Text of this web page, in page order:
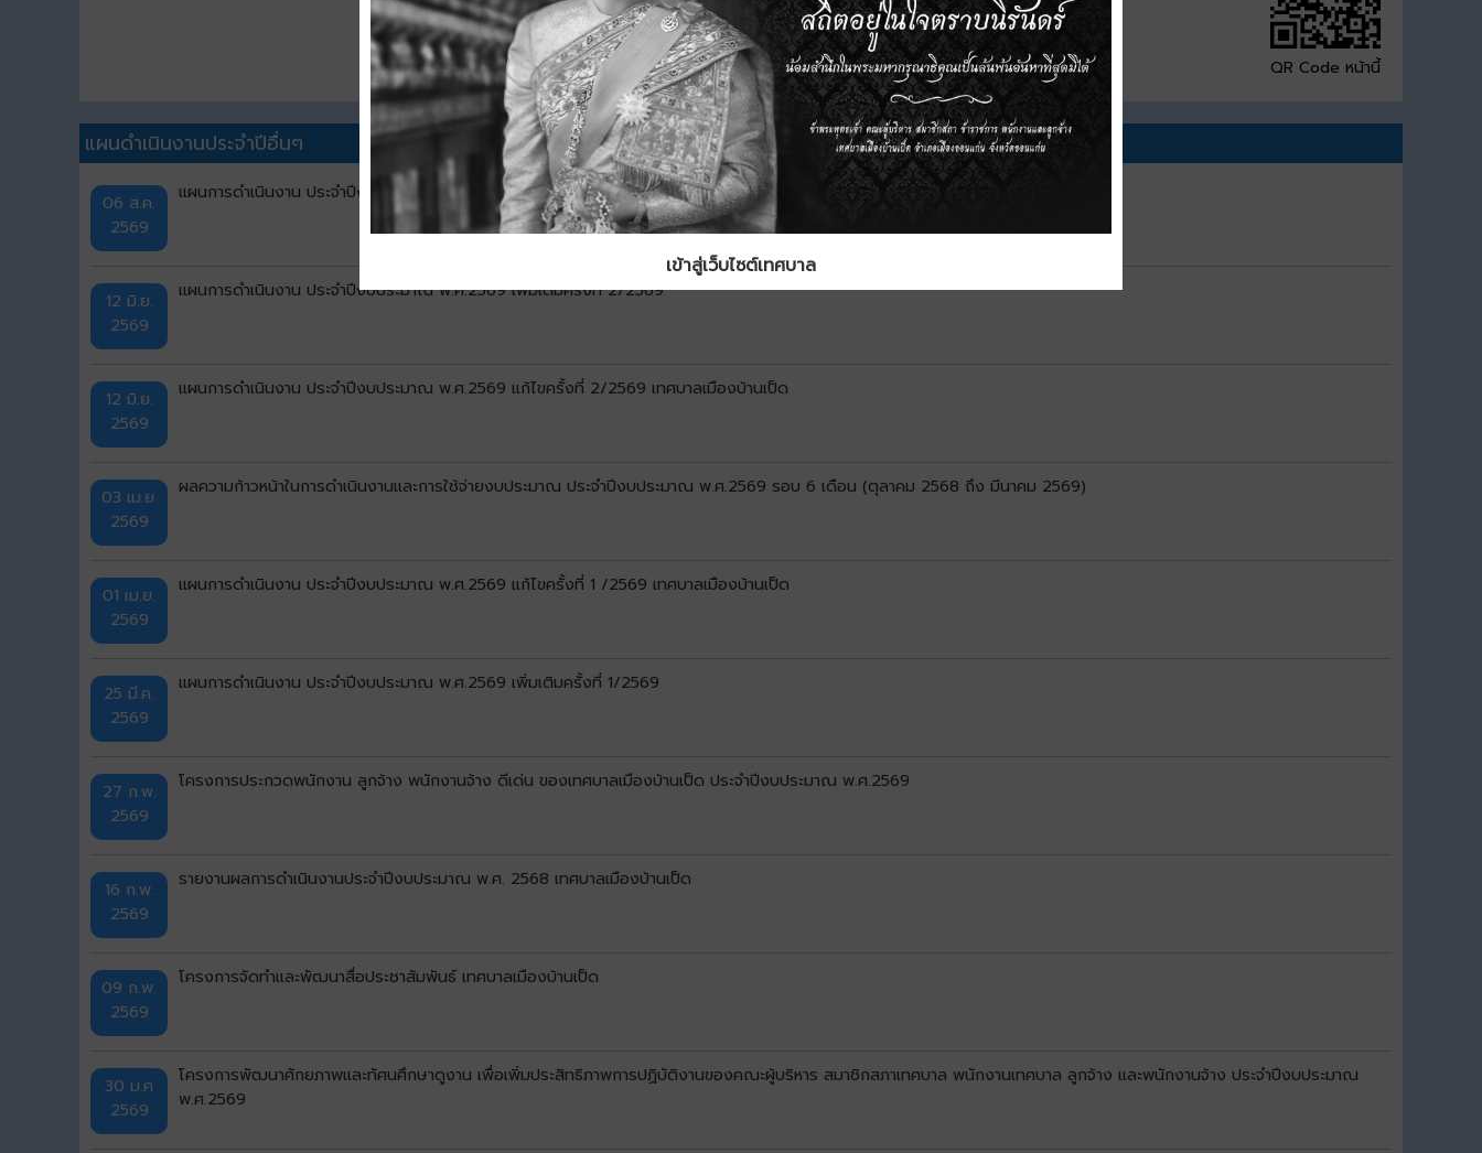
QR Code หน้านี้
แผนดำเนินงานประจำปีอื่นๆ
06 ส.ค.
2569
แผนการดำเนินงาน ประจำปีงบประมาณ พ.ศ.2569 แก้ไขครั้งที่ 3/2569 เทศบาลเมืองบ้านเป็ด
12 มิ.ย.
2569
แผนการดำเนินงาน ประจำปีงบประมาณ พ.ศ.2569 เพิ่มเติมครั้งที่ 2/2569
12 มิ.ย.
2569
แผนการดำเนินงาน ประจำปีงบประมาณ พ.ศ.2569 แก้ไขครั้งที่ 2/2569 เทศบาลเมืองบ้านเป็ด
03 เม.ย.
2569
ผลความก้าวหน้าในการดำเนินงานและการใช้จ่ายงบประมาณ ประจำปีงบประมาณ พ.ศ.2569 รอบ 6 เดือน (ตุลาคม 2568 ถึง มีนาคม 2569)
01 เม.ย.
2569
แผนการดำเนินงาน ประจำปีงบประมาณ พ.ศ.2569 แก้ไขครั้งที่ 1 /2569 เทศบาลเมืองบ้านเป็ด
25 มี.ค.
2569
แผนการดำเนินงาน ประจำปีงบประมาณ พ.ศ.2569 เพิ่มเติมครั้งที่ 1/2569
27 ก.พ.
2569
โครงการประกวดพนักงาน ลูกจ้าง พนักงานจ้าง ดีเด่น ของเทศบาลเมืองบ้านเป็ด ประจำปีงบประมาณ พ.ศ.2569
16 ก.พ.
2569
รายงานผลการดำเนินงานประจำปีงบประมาณ พ.ศ. 2568 เทศบาลเมืองบ้านเป็ด
09 ก.พ.
2569
โครงการจัดทำและพัฒนาสื่อประชาสัมพันธ์ เทศบาลเมืองบ้านเป็ด
30 ม.ค
2569
โครงการพัฒนาศักยภาพและทัศนศึกษาดูงาน เพื่อเพิ่มประสิทธิภาพการปฏิบัติงานของคณะผู้บริหาร สมาชิกสภาเทศบาล พนักงานเทศบาล ลูกจ้าง และพนักงานจ้าง ประจำปีงบประมาณ
พ.ศ.2569
เข้าสู่เว็บไซต์เทศบาล